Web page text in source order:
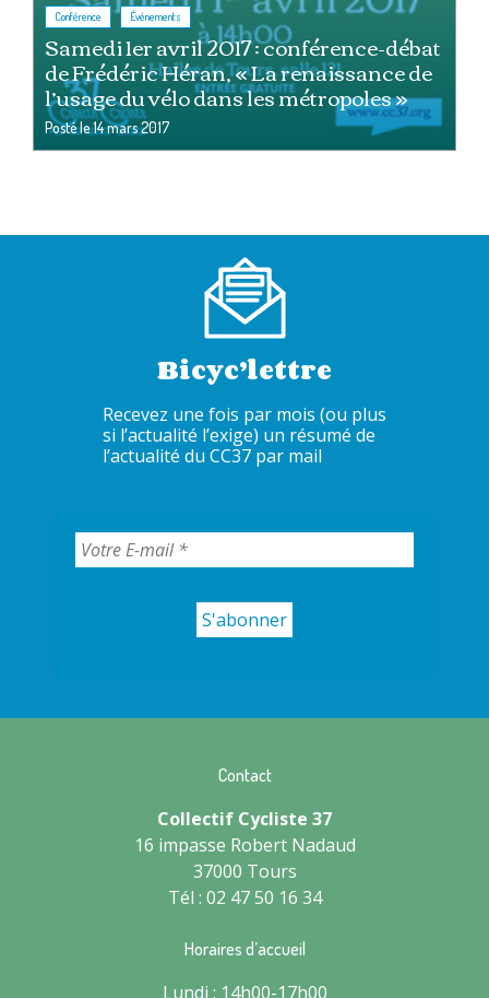
Conférence , Événements
Samedi 1er avril 2017 : conférence-débat
de Frédéric Héran, « La renaissance de
l’usage du vélo dans les métropoles »
Posté le14 mars 2017
Bicyc’lettre
Recevez une fois par mois (ou plus
si l’actualité l’exige) un résumé de
l’actualité du CC37 par mail
Contact
Collectif Cycliste 37
16 impasse Robert Nadaud
37000 Tours
Tél : 02 47 50 16 34
Horaires d’accueil
Lundi : 14h00-17h00